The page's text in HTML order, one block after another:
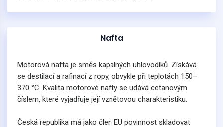
Nafta
Motorová nafta je směs kapalných uhlovodíků. Získává
se destilací a rafinací z ropy, obvykle při teplotách 150–
370 °C. Kvalita motorové nafty se udává cetanovým
číslem, které vyjadřuje její vznětovou charakteristiku.
Česká republika má jako člen EU povinnost skladovat